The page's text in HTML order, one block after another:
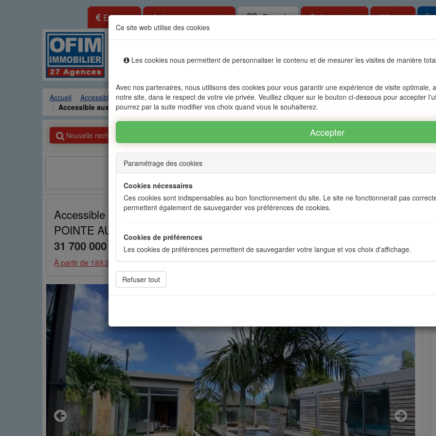
Ce site web utilise des cookies
Les cookies nous permettent de personnaliser le contenu et de mesurer les visites de manière
Avec nos partenaires, nous utilisons des cookies pour vous garantir une expérience de visite optimale,
notre site, dans le respect de votre vie privée. Veuillez cliquer sur le bouton ci-dessous pour accepter
pourrez par la suite modifier vos choix quand vous le souhaiterez.
Paramétrage des cookies
Cookies nécessaires
Ces cookies sont indispensables au bon fonctionnement du site. Le site ne fonctionnerait pas
permettent également de sauvegarder vos préférences de cookies.
Cookies de préférences
Les cookies de préférences permettent de sauvegarder votre langue et vos choix d'affichage.
Cookies de statistiques
Cookies sociaux
Les cookies sociaux sont utilisés pour afficher les réseaux sociaux afin que vous puissiez partager
Estimer Annonce gratuite Favoris Connexion FR
Agences Locations Ventes Accessible aux étrangers Gestion Le groupe OFIM
Accueil Accessible aux étrangers Maison / Villa
GRAND BAIE - PEREYBERE - POINTE AUX CANNONIERS
Accessible aux étrangers Maison / Villa GRAND BAIE - PEREYBERE - POINTE AUX CANNONIERS ref.: 16A65483
Nouvelle recherche
Accessible aux étrangers Maison / Villa GRAND BAIE - PEREYBERE -
POINTE AUX CANNONIERS Île Maurice réf.: 16A65483
31 700 000 Rs
À partir de 188 285 Rs / mois
Previous Next